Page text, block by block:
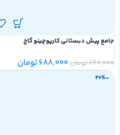
جامع پیش دبستانی کارپوچینو گاج
860,000تومان688,000تومان
-20%